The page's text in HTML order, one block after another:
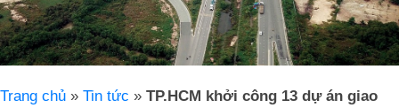
Trang chủ » Tin tức » TP.HCM khởi công 13 dự án giao